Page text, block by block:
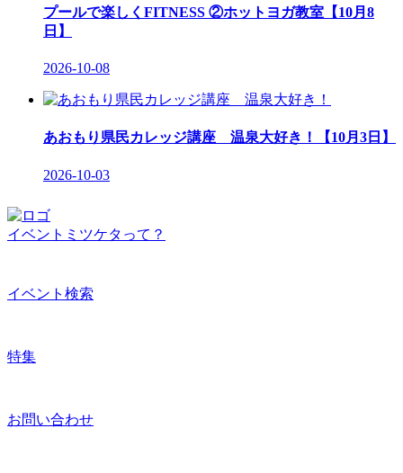
プールで楽しくFITNESS ②ホットヨガ教室【10月8
日】
2026-10-08
あおもり県民カレッジ講座 温泉大好き！【10月3日】
2026-10-03
イベントミツケタって？
イベント検索
特集
お問い合わせ